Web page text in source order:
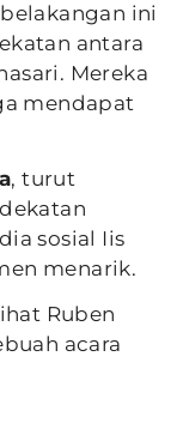
ini
antara
Mereka
mendapat
, turut
sosial Iis
menarik.
Ruben
acara